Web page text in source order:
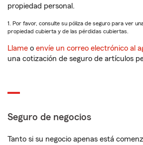
propiedad personal.
1. Por favor, consulte su póliza de seguro para ver
propiedad cubierta y de las pérdidas cubiertas.
Llame o envíe un correo electrónico al
una cotización de seguro de artículos
Seguro de negocios
Tanto si su negocio apenas está